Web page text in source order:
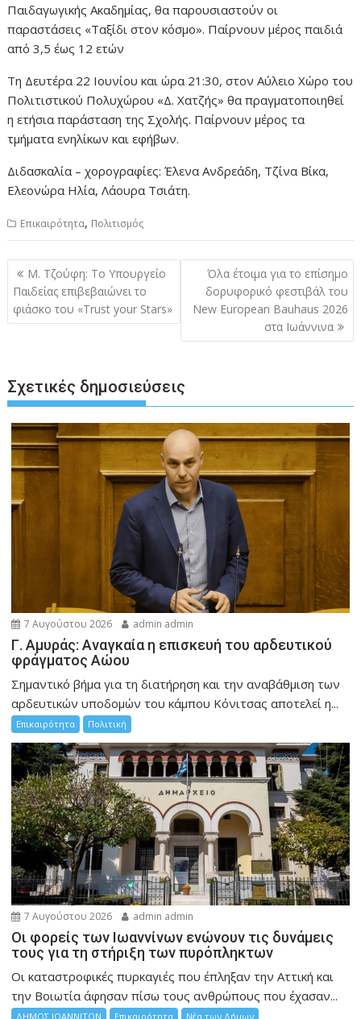
Παιδαγωγικής Ακαδημίας, θα παρουσιαστούν οι
παραστάσεις «Ταξίδι στον κόσμο». Παίρνουν μέρος παιδιά
από 3,5 έως 12 ετών
Τη Δευτέρα 22 Ιουνίου και ώρα 21:30, στον Αύλειο Χώρο του
Πολιτιστικού Πολυχώρου «Δ. Χατζής» θα πραγματοποιηθεί
η ετήσια παράσταση της Σχολής. Παίρνουν μέρος τα
τμήματα ενηλίκων και εφήβων.
Διδασκαλία – χορογραφίες: Έλενα Ανδρεάδη, Τζίνα Βίκα,
Ελεονώρα Ηλία, Λάουρα Τσιάτη.
Επικαιρότητα, Πολιτισμός
Πλοήγηση
άρθρων
Μ. Τζούφη: Το Υπουργείο
Παιδείας επιβεβαιώνει το
φιάσκο του «Trust your Stars»
Όλα έτοιμα για το επίσημο
δορυφορικό φεστιβάλ του
New European Bauhaus 2026
στα Ιωάννινα
Σχετικές δημοσιεύσεις
7 Αυγούστου 2026 admin admin
Γ. Αμυράς: Αναγκαία η επισκευή του αρδευτικού
φράγματος Αώου
Σημαντικό βήμα για τη διατήρηση και την αναβάθμιση των
αρδευτικών υποδομών του κάμπου Κόνιτσας αποτελεί η...
Επικαιρότητα Πολιτική
7 Αυγούστου 2026 admin admin
Οι φορείς των Ιωαννίνων ενώνουν τις δυνάμεις
τους για τη στήριξη των πυρόπληκτων
Οι καταστροφικές πυρκαγιές που έπληξαν την Αττική και
την Bοιωτία άφησαν πίσω τους ανθρώπους που έχασαν...
ΔΗΜΟΣ ΙΩΑΝΝΙΤΩΝ Επικαιρότητα Νέα των Δήμων